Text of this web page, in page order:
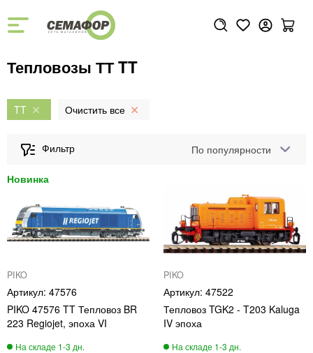
Тепловозы ТТ TT
TT
По популярности
PIKO
47576
PIKO 47576 TT Тепловоз BR
223 Regiojet, эпоха VI
PIKO
47522
Тепловоз TGK2 - T203 Kaluga
IV эпоха